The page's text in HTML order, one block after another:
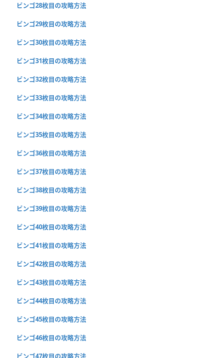
ビンゴ28枚目の攻略方法
ビンゴ29枚目の攻略方法
ビンゴ30枚目の攻略方法
ビンゴ31枚目の攻略方法
ビンゴ32枚目の攻略方法
ビンゴ33枚目の攻略方法
ビンゴ34枚目の攻略方法
ビンゴ35枚目の攻略方法
ビンゴ36枚目の攻略方法
ビンゴ37枚目の攻略方法
ビンゴ38枚目の攻略方法
ビンゴ39枚目の攻略方法
ビンゴ40枚目の攻略方法
ビンゴ41枚目の攻略方法
ビンゴ42枚目の攻略方法
ビンゴ43枚目の攻略方法
ビンゴ44枚目の攻略方法
ビンゴ45枚目の攻略方法
ビンゴ46枚目の攻略方法
ビンゴ47枚目の攻略方法